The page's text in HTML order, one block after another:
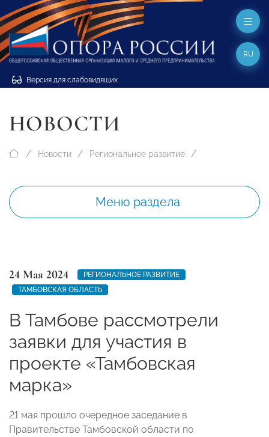
Версия для слабовидящих
RU
НОВОСТИ
Новости Региональное развитие
Меню раздела
24 Мая 2024
РЕГИОНАЛЬНОЕ РАЗВИТИЕ
ТАМБОВСКАЯ ОБЛАСТЬ
В Тамбове рассмотрели
заявки для участия в
проекте «Тамбовская
марка»
21 мая прошло очередное заседание в
Правительстве Тамбовской области по